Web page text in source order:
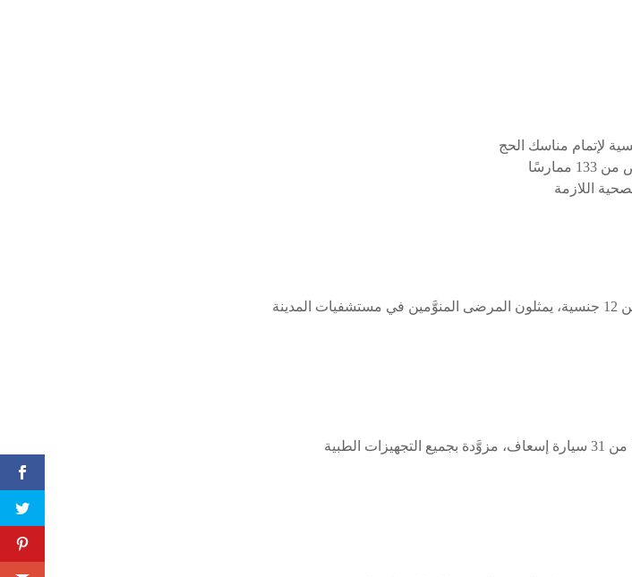
اللازمة
أنطلقت فجر اليوم قافلة “الصحة” والتي تُقِلُّ 18 حاجًا من 12 جنسية، يمثلون المرضى المنوَّمين في مستشفيات المدينة
وأوضحت الوزارة أن القافلة تضم أسطولًا متكاملًا مُكوَّنًا من 31 سيارة إسعاف، مزوَّدة بجميع التجهيزات الطبية